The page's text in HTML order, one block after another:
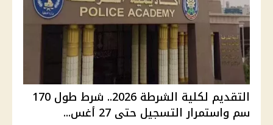
التقديم لكلية الشرطة 2026.. شرط طول 170
سم واستمرار التسجيل حتى 27 أغس...